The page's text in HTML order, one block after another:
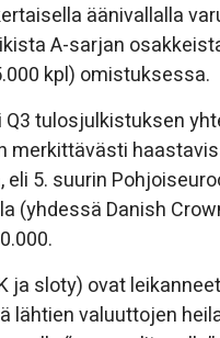
äänivallalla
A-sarjan
kpl) omistuksessa.
Q3 tulosjulkistuksen
merkittävästi
5. suurin
(yhdessä Danish
ja sloty) ovat
valuuttojen